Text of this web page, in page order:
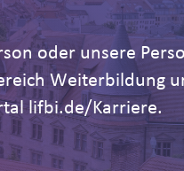
oder unsere
Weiterbildung
lifbi.de/Karriere.